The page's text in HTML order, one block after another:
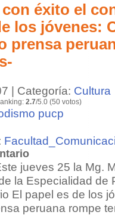
con éxito el
los jóvenes:
prensa
| Categoría: Cultura
2.7/5.0 (50 votos)
pucp
jueves 25 la Mg.
la Especialidad de
El papel es de los
peruana rompe